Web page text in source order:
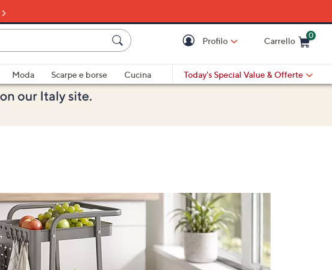
Profilo Carrello
0
Moda Scarpe e borse
Cucina
Today's Special Value & Offerte